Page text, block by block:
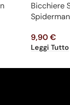
Bicchiere
9,90€
Leggi Tutto